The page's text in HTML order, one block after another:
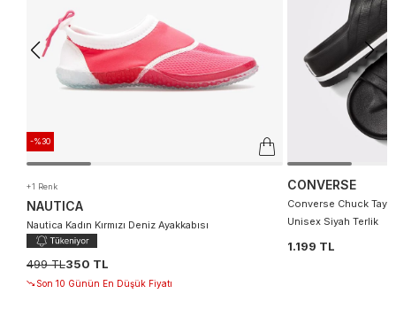
-%30
+1 Renk
NAUTICA
Nautica Kadın Kırmızı Deniz Ayakkabısı
499 TL350 TL
Son 10 Günün En Düşük Fiyatı
CONVERSE
Converse Chuck
Unisex Siyah Terlik
1.199 TL